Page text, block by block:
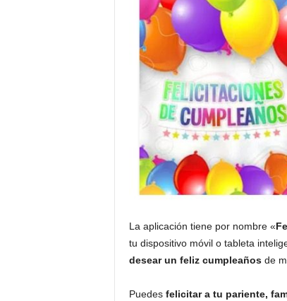
La aplicación tiene por nombre «
tu dispositivo móvil o tableta
desear un feliz cumpleañosde
Puedes felicitar a tu pariente,